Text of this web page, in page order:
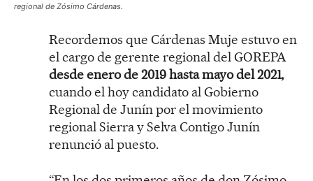
regional de Zósimo Cárdenas.
Recordemos que Cárdenas Muje estuvo en
el cargo de gerente regional del GOREPA
desde enero de 2019 hasta mayo del 2021,
cuando el hoy candidato al Gobierno
Regional de Junín por el movimiento
regional Sierra y Selva Contigo Junín
renunció al puesto.